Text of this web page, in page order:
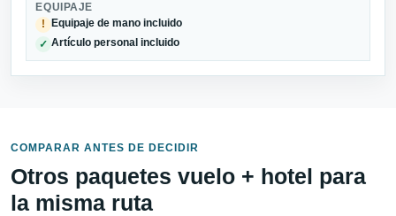
EQUIPAJE
!
Equipaje de mano incluido
✓ Artículo personal incluido
COMPARAR ANTES DE DECIDIR
Otros paquetes vuelo + hotel para
la misma ruta